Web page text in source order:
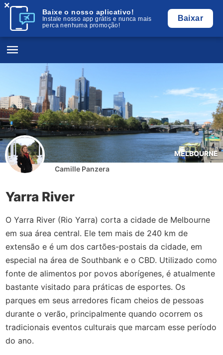
Baixe o nosso aplicativo!
Instale nosso app grátis e nunca mais
perca nenhuma promoção!
Baixar
×
MELBOURNE
Camille Panzera
Yarra River
O Yarra River (Rio Yarra) corta a cidade de Melbourne
em sua área central. Ele tem mais de 240 km de
extensão e é um dos cartões-postais da cidade, em
especial na área de Southbank e o CBD. Utilizado como
fonte de alimentos por povos aborígenes, é atualmente
bastante visitado para práticas de esportes. Os
parques em seus arredores ficam cheios de pessoas
durante o verão, principalmente quando ocorrem os
tradicionais eventos culturais que marcam esse período
do ano.